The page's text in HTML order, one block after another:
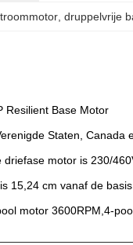
, druppelvrije
Resilient Base Motor
Staten, Canada
motor is 230/
15,24 cm vanaf de basis.
motor 3600RPM,4-